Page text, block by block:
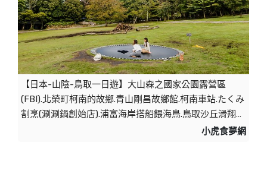
【日本-山陰-鳥取一日遊】大山森之國家公園露營區
(FBI).北榮町柯南的故鄉.青山剛昌故鄉館.柯南車站.たくみ
割烹(涮涮鍋創始店).浦富海岸搭船餵海鳥.鳥取沙丘滑翔
傘、沙漠越野自行車.天空之鏡 @ 【小虎食夢網】台北捷
小虎食夢網